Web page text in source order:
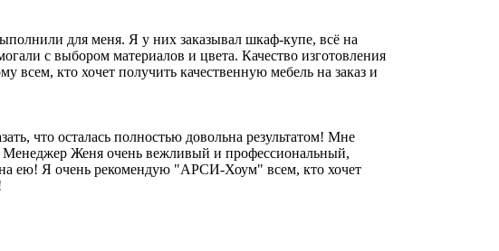
для меня. Я у них заказывал шкаф-купе, всё на
с выбором материалов и цвета. Качество изготовления
кто хочет получить качественную мебель на заказ и
что осталась полностью довольна результатом! Мне
Менеджер Женя очень вежливый и профессиональный,
ею! Я очень рекомендую "АРСИ-Хоум" всем, кто хочет